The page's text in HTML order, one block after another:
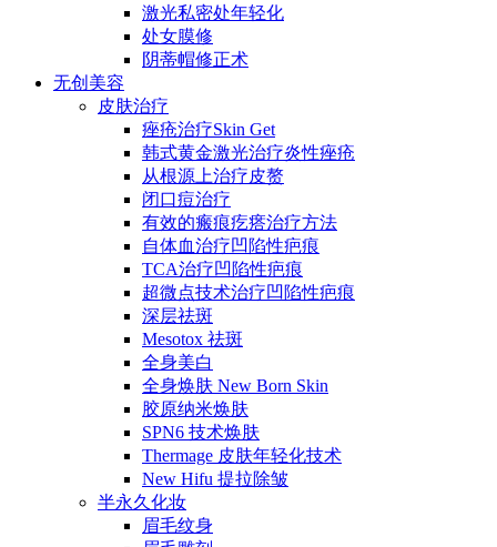
激光私密处年轻化
处女膜修
阴蒂帽修正术
无创美容
皮肤治疗
痤疮治疗Skin Get
韩式黄金激光治疗炎性痤疮
从根源上治疗皮赘
闭口痘治疗
有效的瘢痕疙瘩治疗方法
自体血治疗凹陷性疤痕
TCA治疗凹陷性疤痕
超微点技术治疗凹陷性疤痕
深层祛斑
Mesotox 祛斑
全身美白
全身焕肤 New Born Skin
胶原纳米焕肤
SPN6 技术焕肤
Thermage 皮肤年轻化技术
New Hifu 提拉除皱
半永久化妆
眉毛纹身